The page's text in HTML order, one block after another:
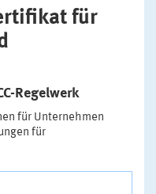
für
Regelwerk
für Unternehmen
für